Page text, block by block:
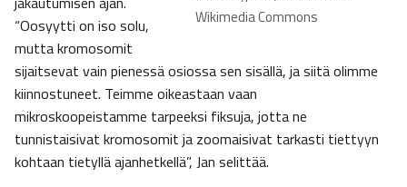
Wikimedia Commons
“Oosyytti on iso solu,
mutta kromosomit
sijaitsevat vain pienessä osiossa sen sisällä, ja siitä olimme
kiinnostuneet. Teimme oikeastaan vaan
mikroskoopeistamme tarpeeksi fiksuja, jotta ne
tunnistaisivat kromosomit ja zoomaisivat tarkasti tiettyyn
kohtaan tietyllä ajanhetkellä”, Jan selittää.